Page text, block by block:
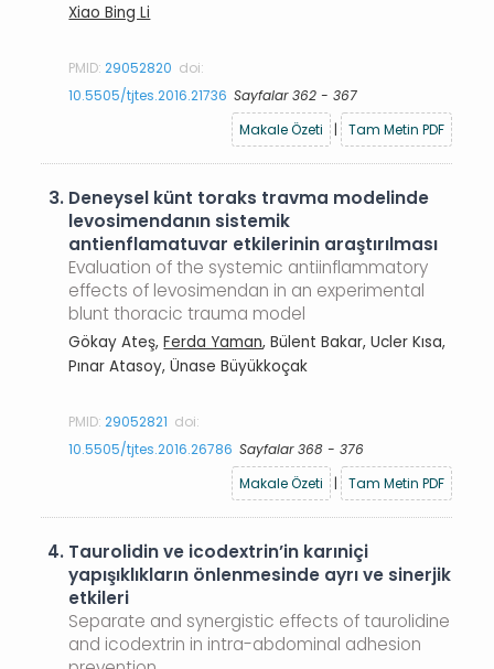
Xiao Bing Li
PMID:29052820 doi:
10.5505/tjtes.2016.21736 Sayfalar 362 - 367
Makale Özeti
| Tam Metin PDF
3. Deneysel künt toraks travma modelinde
levosimendanın sistemik
antienflamatuvar etkilerinin araştırılması
Evaluation of the systemic antiinflammatory
effects of levosimendan in an experimental
blunt thoracic trauma model
Gökay Ateş,Ferda Yaman, Bülent Bakar, Ucler Kısa,
Pınar Atasoy, Ünase Büyükkoçak
PMID:29052821 doi:
10.5505/tjtes.2016.26786 Sayfalar 368 - 376
Makale Özeti
| Tam Metin PDF
4. Taurolidin ve icodextrin’in karıniçi
yapışıklıkların önlenmesinde ayrı ve sinerjik
etkileri
Separate and synergistic effects of taurolidine
and icodextrin in intra-abdominal adhesion